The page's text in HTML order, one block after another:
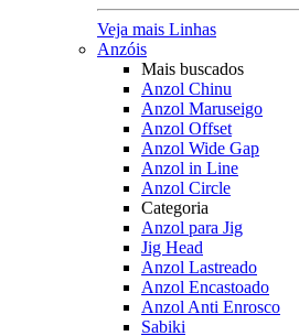
Veja mais Linhas
Anzóis
Mais buscados
Anzol Chinu
Anzol Maruseigo
Anzol Offset
Anzol Wide Gap
Anzol in Line
Anzol Circle
Categoria
Anzol para Jig
Jig Head
Anzol Lastreado
Anzol Encastoado
Anzol Anti Enrosco
Sabiki